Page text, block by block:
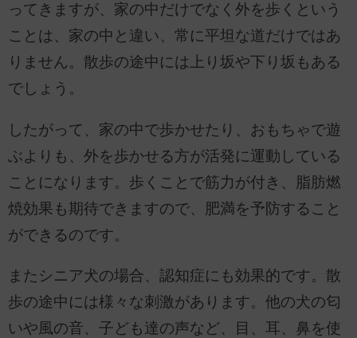
ってきますが、家の中だけでなく外を歩くという
ことは、家の中と違い、常に平坦な道だけではあ
りません。散歩の途中には上り坂や下り坂もある
でしょう。
したがって、家の中で歩かせたり、おもちゃで遊
ぶよりも、外を歩かせる方が活発に運動している
ことになります。歩くことで筋力が付き、脂肪燃
焼効果も期待できますので、肥満を予防すること
ができるのです。
またシニア犬の場合、認知症にも効果的です。散
歩の途中には様々な刺激があります。他の犬の匂
いや風の音、子ども達の声など、目、耳、鼻を使